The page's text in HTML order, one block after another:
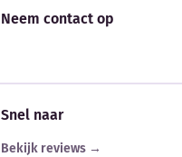
Neem contact op
Snel naar
Bekijk reviews →